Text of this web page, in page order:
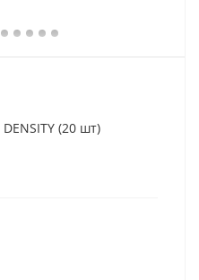
(20 шт)